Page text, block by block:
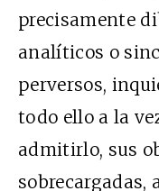
precisamente
analíticos o
perversos,
todo ello a la
admitirlo, sus
sobrecargadas,